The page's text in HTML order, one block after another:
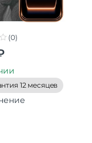
(0)
12 месяцев